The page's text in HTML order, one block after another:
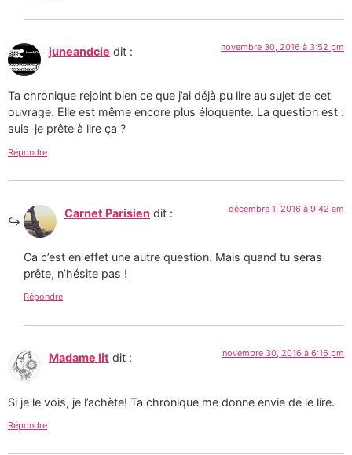
juneandcie dit : novembre 30, 2016 à 3:52 pm
Ta chronique rejoint bien ce que j’ai déjà pu lire au sujet de cet
ouvrage. Elle est même encore plus éloquente. La question est :
suis-je prête à lire ça ?
Répondre
Carnet Parisien dit : décembre 1, 2016 à 9:42 am
Ca c’est en effet une autre question. Mais quand tu seras
prête, n’hésite pas !
Répondre
Madame lit dit : novembre 30, 2016 à 6:16 pm
Si je le vois, je l’achète! Ta chronique me donne envie de le lire.
Répondre